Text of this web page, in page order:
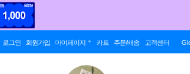
로그인 회원가입 마이페이지 카트 주문/배송 고객센터